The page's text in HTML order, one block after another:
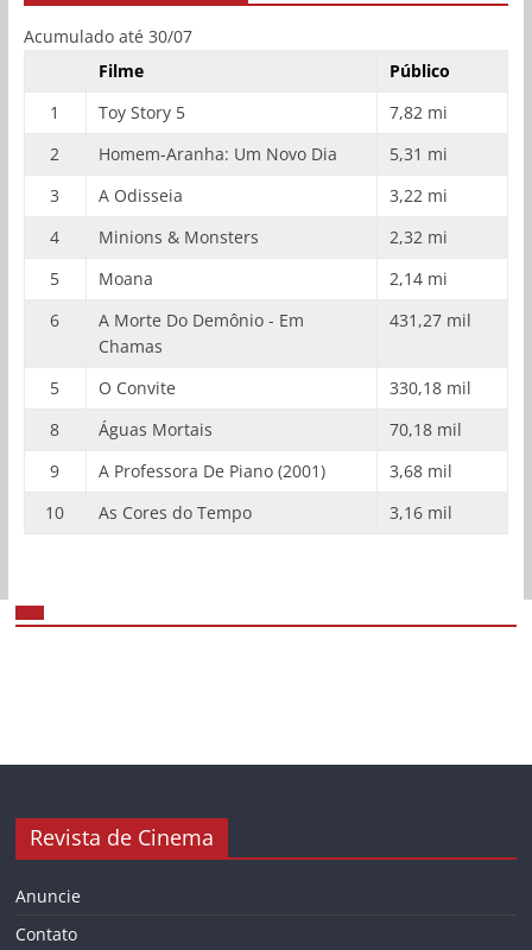
Acumulado até 30/07
Filme
Público
1
Toy Story 5
7,82 mi
2
Homem-Aranha: Um Novo Dia
5,31 mi
3
A Odisseia
3,22 mi
4
Minions & Monsters
2,32 mi
5
Moana
2,14 mi
6
A Morte Do Demônio - Em
Chamas
431,27 mil
5 O Convite
330,18 mil
8
Águas Mortais
70,18 mil
9
A Professora De Piano (2001)
3,68 mil
10
As Cores do Tempo 3,16 mil
Revista de Cinema
Anuncie
Contato